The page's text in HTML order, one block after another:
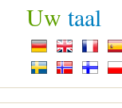
Uw taal